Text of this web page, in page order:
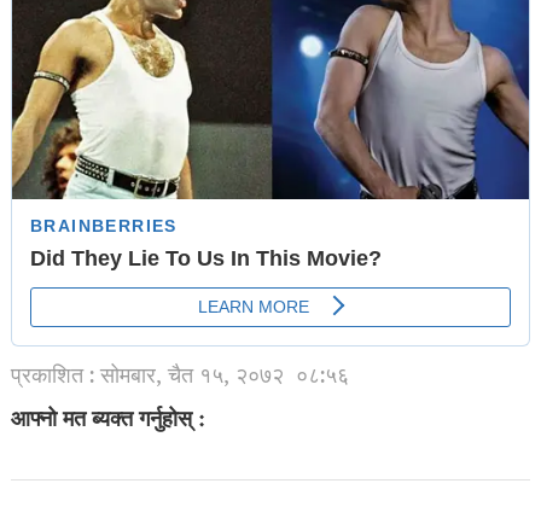
प्रकाशित : सोमबार, चैत १५, २०७२ ०८:५६
आफ्नो मत ब्यक्त गर्नुहोस् :